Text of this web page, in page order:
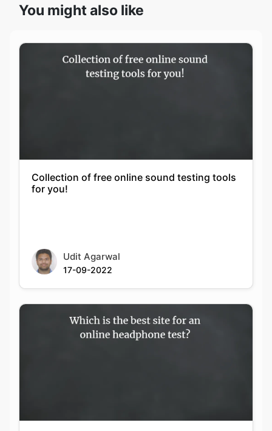
You might also like
Collection of free online sound testing tools
for you!
Udit Agarwal
17-09-2022